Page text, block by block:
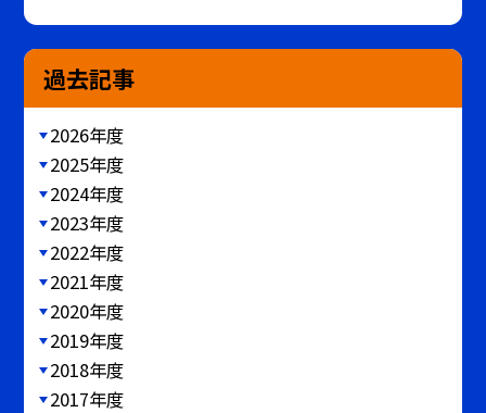
過去記事
2026年度
2025年度
2024年度
2023年度
2022年度
2021年度
2020年度
2019年度
2018年度
2017年度